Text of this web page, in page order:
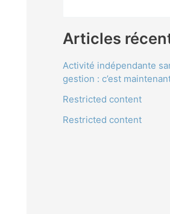
Articles
Activité indépendante
gestion : c’est
Restricted content
Restricted content